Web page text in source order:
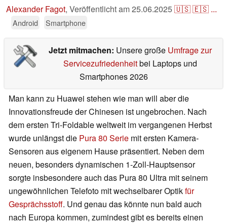
Alexander Fagot, Veröffentlicht am25.06.2025🇺🇸🇪🇸 ...
Android Smartphone
Jetzt mitmachen: Unsere große Umfrage zur
Servicezufriedenheitbei Laptops und
Smartphones 2026
Man kann zu Huawei stehen wie man will aber die
Innovationsfreude der Chinesen ist ungebrochen. Nach
dem ersten Tri-Foldable weltweit im vergangenen Herbst
wurde unlängst die Pura 80 Serie mit ersten Kamera-
Sensoren aus eigenem Hause präsentiert. Neben dem
neuen, besonders dynamischen 1-Zoll-Hauptsensor
sorgte insbesondere auch das Pura 80 Ultra mit seinem
ungewöhnlichen Telefoto mit wechselbarer Optikfür
Gesprächsstoff. Und genau das könnte nun bald auch
nach Europa kommen, zumindest gibt es bereits einen